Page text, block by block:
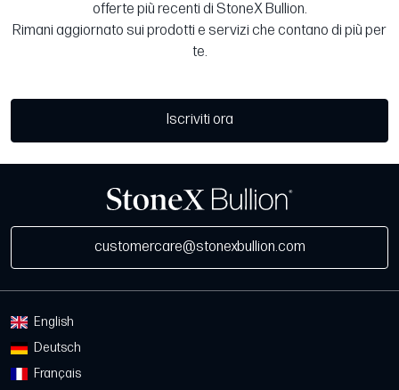
offerte più recenti di StoneX Bullion.
Rimani aggiornato sui prodotti e servizi che contano di più per
te.
Iscriviti ora
customercare@stonexbullion.com
English
Deutsch
Français